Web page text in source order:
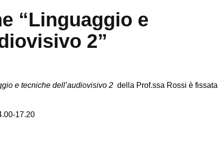
“Linguaggio e
2”
e tecniche dell’audiovisivo 2 della Prof.ssa Rossi è fissata
17.20